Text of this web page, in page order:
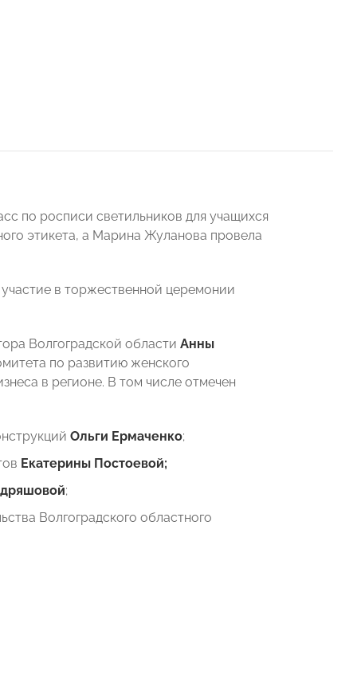
по росписи светильников для учащихся
этикета, а Марина Жуланова провела
в торжественной церемонии
Волгоградской области Анны
по развитию женского
в регионе. В том числе отмечен
Ольги Ермаченко;
Екатерины Постоевой;
;
Волгоградского областного